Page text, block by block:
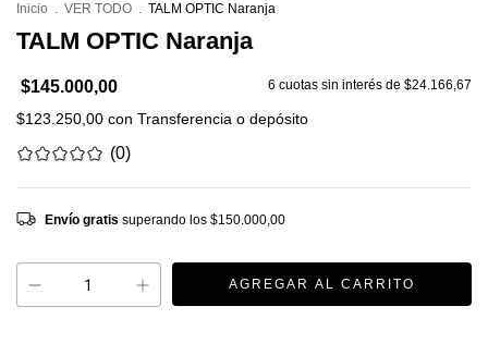
Inicio . VER TODO . TALM OPTIC Naranja
TALM OPTIC Naranja
$145.000,00 6 cuotas sin interés de $24.166,67
$123.250,00 con Transferencia o depósito
(0)
Envío gratis superando los $150.000,00